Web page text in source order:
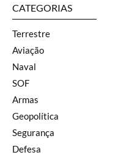
CATEGORIAS
Terrestre
Aviação
Naval
SOF
Armas
Geopolítica
Segurança
Defesa